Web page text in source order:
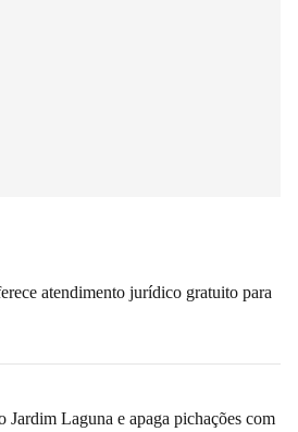
atendimento jurídico gratuito para
Jardim Laguna e apaga pichações com